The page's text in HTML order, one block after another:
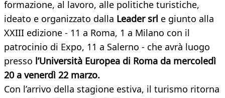
formazione, al lavoro, alle politiche turistiche,
ideato e organizzato dalla Leader srl e giunto alla
XXIII edizione - 11 a Roma, 1 a Milano con il
patrocinio di Expo, 11 a Salerno - che avrà luogo
presso l’Università Europea di Roma da mercoledì
20 a venerdì 22 marzo.
Con l’arrivo della stagione estiva, il turismo ritorna